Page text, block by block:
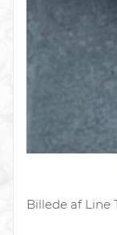
Billede af Line